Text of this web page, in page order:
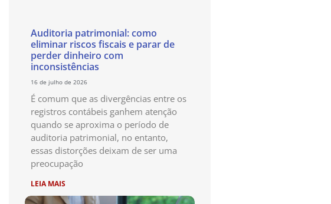
Auditoria patrimonial: como
eliminar riscos fiscais e parar de
perder dinheiro com
inconsistências
16 de julho de 2026
É comum que as divergências entre os
registros contábeis ganhem atenção
quando se aproxima o período de
auditoria patrimonial, no entanto,
essas distorções deixam de ser uma
preocupação
LEIA MAIS